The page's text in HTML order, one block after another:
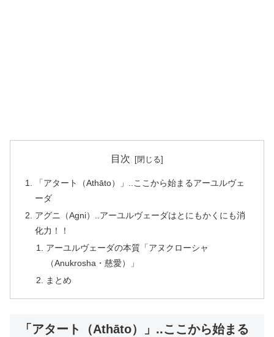
目次
「アタート（Athāto）」..ここから始まるアーユルヴェ
ーダ
アグニ（Agni）..アーユルヴェーダはとにもかくにも消
化力！！
アーユルヴェーダの本質「アヌクローシャ
（Anukrosha・慈愛）」
まとめ
「アタート（Athāto）」..ここから始まる